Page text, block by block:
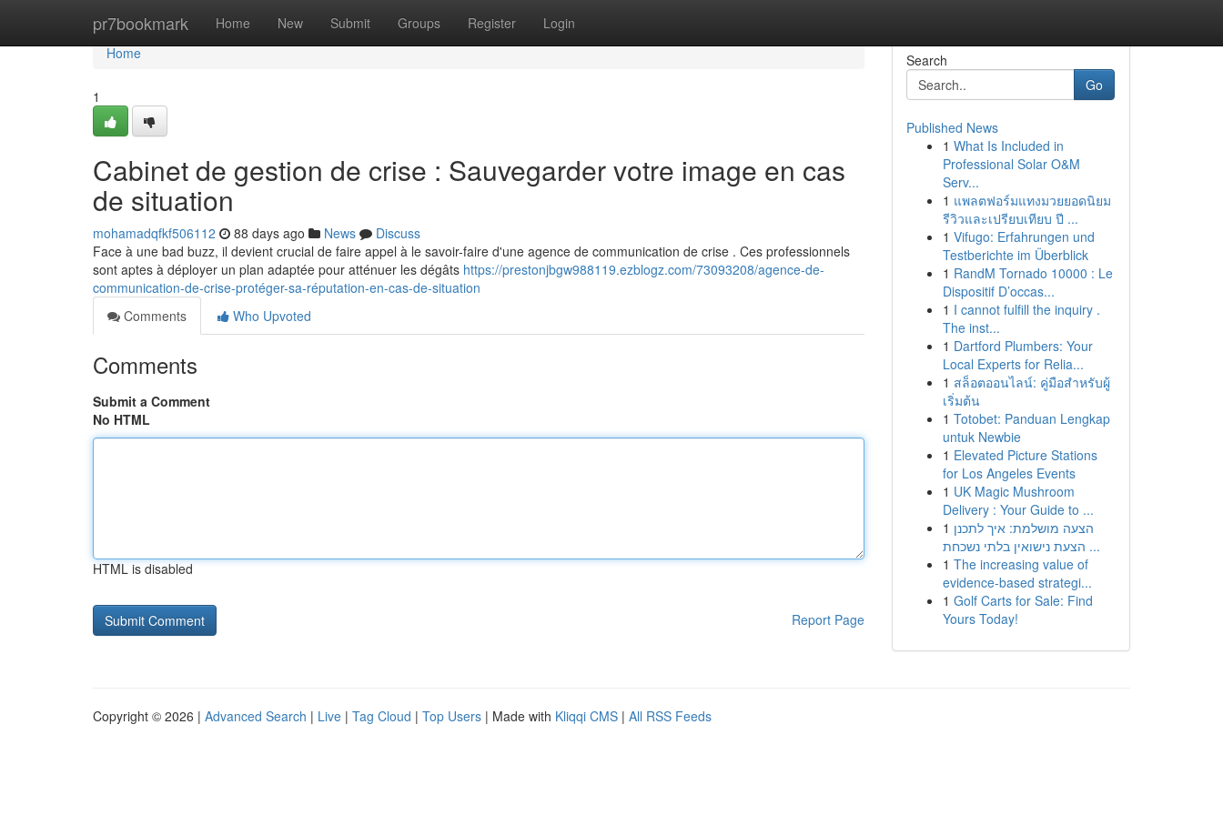
pr7bookmark Home New Submit Groups Register Login
Home
Home
1
Cabinet de gestion de crise : Sauvegarder votre image en cas
de situation
mohamadqfkf506112 88 days ago News
Discuss
Face à une bad buzz, il devient crucial de faire appel à le savoir-faire d'une agence de communication de crise . Ces professionnels
sont aptes à déployer un plan adaptée pour atténuer les dégâts https://prestonjbgw988119.ezblogz.com/73093208/agence-de-
communication-de-crise-protéger-sa-réputation-en-cas-de-situation
Comments
Who Upvoted
Comments
Submit a Comment
No HTML
HTML is disabled
Report Page
Search
Go
Published News
1 What Is Included in
Professional Solar O&M
Serv...
1 แพลตฟอร์มแทงมวยยอดนิยม
รีวิวและเปรียบเทียบ ปี ...
1 Vifugo: Erfahrungen und
Testberichte im Überblick
1 RandM Tornado 10000 : Le
Dispositif D’occas...
1 I cannot fulfill the inquiry .
The inst...
1 Dartford Plumbers: Your
Local Experts for Relia...
1 สล็อตออนไลน์: คู่มือสำหรับผู้
เริ่มต้น
1 Totobet: Panduan Lengkap
untuk Newbie
1 Elevated Picture Stations
for Los Angeles Events
1 UK Magic Mushroom
Delivery : Your Guide to ...
1 הצעה מושלמת: איך לתכנן
הצעת נישואין בלתי נשכחת ...
1 The increasing value of
evidence-based strategi...
1 Golf Carts for Sale: Find
Yours Today!
Copyright © 2026 | Advanced Search | Live | Tag Cloud | Top Users | Made with Kliqqi CMS | All RSS Feeds